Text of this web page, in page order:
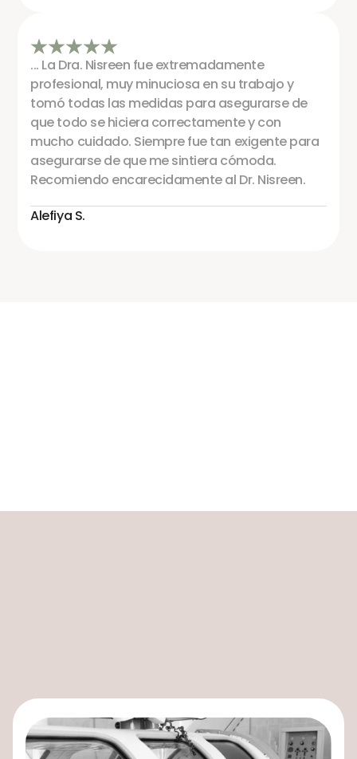
... La Dra. Nisreen fue extremadamente
profesional, muy minuciosa en su trabajo y
tomó todas las medidas para asegurarse de
que todo se hiciera correctamente y con
mucho cuidado. Siempre fue tan exigente para
asegurarse de que me sintiera cómoda.
Recomiendo encarecidamente al Dr. Nisreen.
Alefiya S.